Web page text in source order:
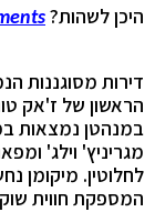
היכן לשהות?
דירות מסוגננות
הראשון של ז'אק
במנהטן נמצאות
מגריניץ' וילג'
לחלוטין. מיקומן
המספקת חווית